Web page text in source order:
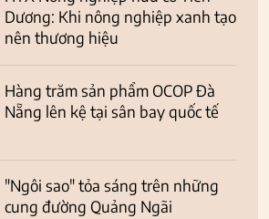
Dương: Khi nông nghiệp xanh tạo
nên thương hiệu
Hàng trăm sản phẩm OCOP Đà
Nẵng lên kệ tại sân bay quốc tế
"Ngôi sao" tỏa sáng trên những
cung đường Quảng Ngãi